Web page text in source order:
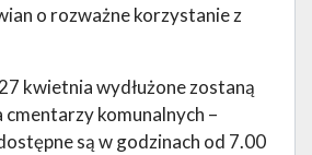
o rozważne korzystanie z
kwietnia wydłużone zostaną
komunalnych –
są w godzinach od 7.00